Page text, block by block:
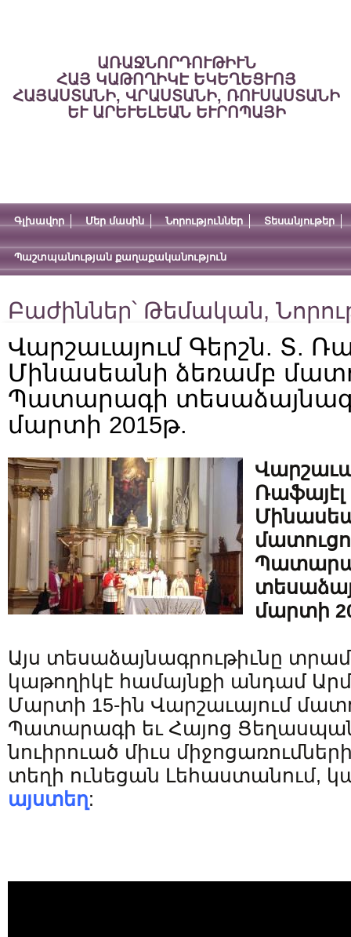
ԱՌԱՋՆՈՐԴՈՒԹԻՒՆ
ՀԱՅ ԿԱԹՈՂԻԿԷ ԵԿԵՂԵՑՒՈՅ
ՀԱՅԱՍՏԱՆԻ, ՎՐԱՍՏԱՆԻ, ՌՈՒՍԱՍՏԱՆԻ
ԵՒ ԱՐԵՒԵԼԵԱՆ ԵՒՐՈՊԱՅԻ
Գլխավոր Մեր մասին Նորություններ Տեսանյութեր
Պաշտպանության քաղաքականություն
Բաժիններ՝ Թեմական,
Վարշաւայում Գերշն. Տ.
Մինասեանի ձեռամբ
Պատարագի
մարտի 2015թ.
մարտի
Այս տեսաձայնագրութիւնը
կաթողիկէ համայնքի անդամ
Մարտի 15-ին Վարշաւայում
Պատարագի եւ Հայոց
նուիրուած միւս
տեղի ունեցան Լեհաստանում,
այստեղ: